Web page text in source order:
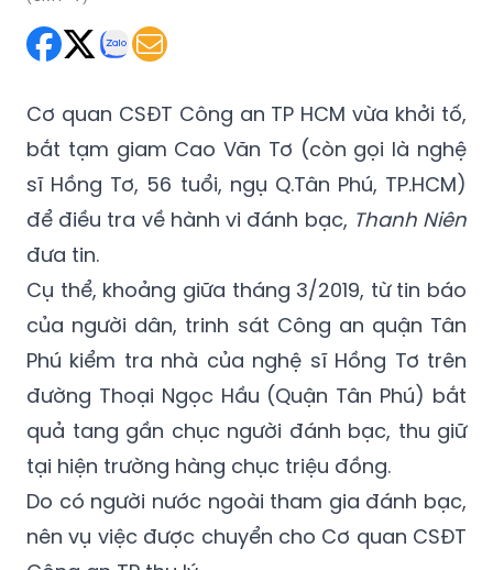
Cơ quan CSĐT Công an TP HCM vừa khởi tố,
sĩ Hồng Tơ, 56 tuổi, ngụ Q.Tân Phú, TP.HCM)
để điều tra về hành vi đánh bạc, Thanh Niên
đưa tin.
Cụ thể, khoảng giữa tháng 3/2019, từ tin báo
của người dân, trinh sát Công an quận Tân
Phú kiểm tra nhà của nghệ sĩ Hồng Tơ trên
đường Thoại Ngọc Hầu (Quận Tân Phú) bắt
quả tang gần chục người đánh bạc, thu giữ
tại hiện trường hàng chục triệu đồng.
Do có người nước ngoài tham gia đánh bạc,
nên vụ việc được chuyển cho Cơ quan CSĐT
Công an TP thụ lý.
Hồng Tơ xuất thân là nghệ sĩ cải lương. Ông